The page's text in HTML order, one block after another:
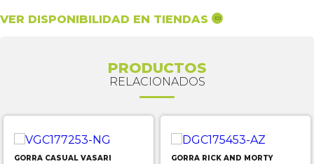
VER DISPONIBILIDAD EN TIENDAS
PRODUCTOS
RELACIONADOS
GORRA CASUAL VASARI GORRA RICK AND MORTY